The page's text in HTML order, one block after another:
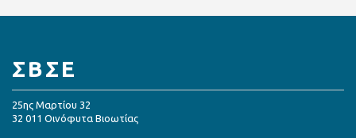
ΣΒΣΕ
25ης Μαρτίου 32
32 011 Οινόφυτα Βιοωτίας